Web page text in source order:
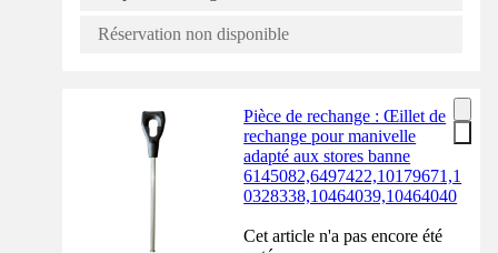
Réservation non disponible
Pièce de rechange : Œillet de
rechange pour manivelle
adapté aux stores banne
6145082,6497422,10179671,1
0328338,10464039,10464040
Cet article n'a pas encore été